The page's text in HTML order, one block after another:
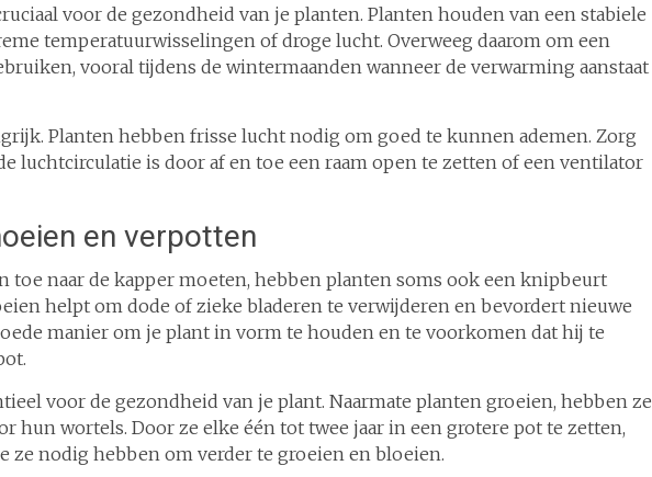
voor de gezondheid van je planten. Planten houden van een stabiele
temperatuurwisselingen of droge lucht. Overweeg daarom om een
vooral tijdens de wintermaanden wanneer de verwarming aanstaat
Planten hebben frisse lucht nodig om goed te kunnen ademen. Zorg
luchtcirculatie is door af en toe een raam open te zetten of een ventilator
en verpotten
toe naar de kapper moeten, hebben planten soms ook een knipbeurt
helpt om dode of zieke bladeren te verwijderen en bevordert nieuwe
manier om je plant in vorm te houden en te voorkomen dat hij te
voor de gezondheid van je plant. Naarmate planten groeien, hebben ze
hun wortels. Door ze elke één tot twee jaar in een grotere pot te zetten,
ze nodig hebben om verder te groeien en bloeien.